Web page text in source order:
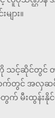
ျား။
ာကို သင့်ဆိုင်တွင်
ေ့ဘက်တွင် အလှဆ
မီးထွန်းနိုင်